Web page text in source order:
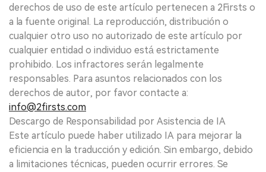
derechos de uso de este artículo pertenecen a 2Firsts o
a la fuente original. La reproducción, distribución o
cualquier otro uso no autorizado de este artículo por
cualquier entidad o individuo está estrictamente
prohibido. Los infractores serán legalmente
responsables. Para asuntos relacionados con los
derechos de autor, por favor contacte a:
info@2firsts.com
Descargo de Responsabilidad por Asistencia de IA
Este artículo puede haber utilizado IA para mejorar la
eficiencia en la traducción y edición. Sin embargo, debido
a limitaciones técnicas, pueden ocurrir errores. Se